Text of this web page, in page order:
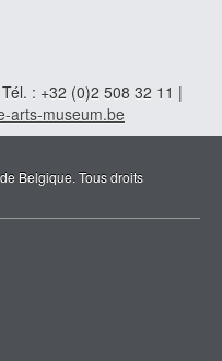
: +32 (0)2 508 32 11 |
arts-museum.be
Belgique. Tous droits